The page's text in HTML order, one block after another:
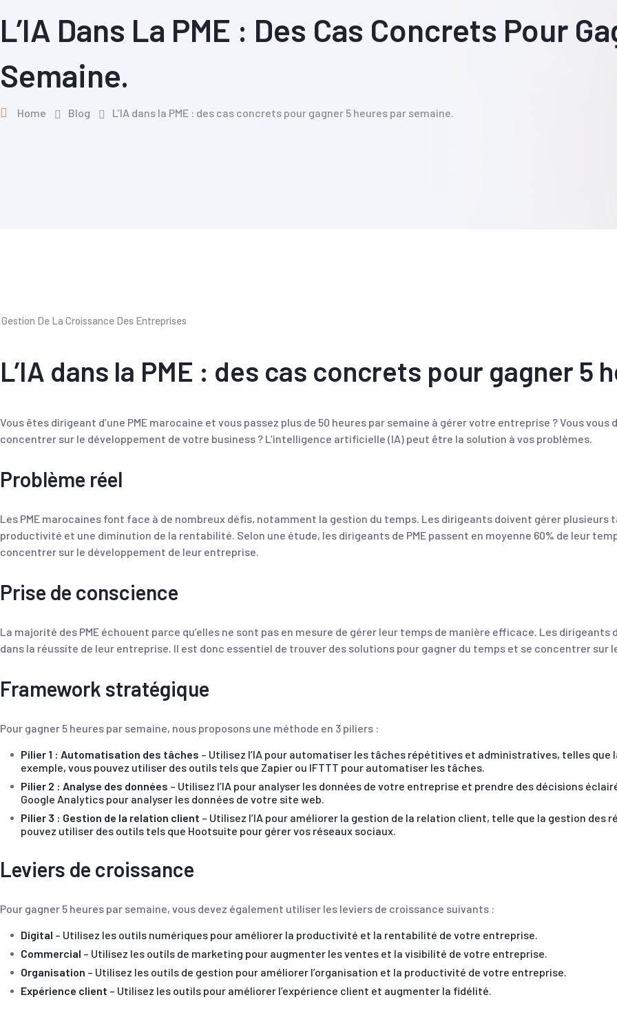
L’IA Dans La PME : Des Cas Concrets Pour
Semaine.
Home Blog L’IA dans la PME : des cas concrets pour gagner 5 heures par semaine.
Gestion De La Croissance Des Entreprises
L’IA dans la PME : des cas concrets pour gagner 5
Vous êtes dirigeant d’une PME marocaine et vous passez plus de 50 heures par semaine à gérer votre entreprise ? Vous
concentrer sur le développement de votre business ? L’intelligence artificielle (IA) peut être la solution à vos problèmes.
Problème réel
Les PME marocaines font face à de nombreux défis, notamment la gestion du temps. Les dirigeants doivent gérer
productivité et une diminution de la rentabilité. Selon une étude, les dirigeants de PME passent en moyenne 60% de leur
concentrer sur le développement de leur entreprise.
Prise de conscience
La majorité des PME échouent parce qu’elles ne sont pas en mesure de gérer leur temps de manière efficace. Les
dans la réussite de leur entreprise. Il est donc essentiel de trouver des solutions pour gagner du temps et se concentrer sur
Framework stratégique
Pour gagner 5 heures par semaine, nous proposons une méthode en 3 piliers :
Pilier 1 : Automatisation des tâches – Utilisez l’IA pour automatiser les tâches répétitives et administratives, telles
exemple, vous pouvez utiliser des outils tels que Zapier ou IFTTT pour automatiser les tâches.
Pilier 2 : Analyse des données – Utilisez l’IA pour analyser les données de votre entreprise et prendre des décisions
Google Analytics pour analyser les données de votre site web.
Pilier 3 : Gestion de la relation client – Utilisez l’IA pour améliorer la gestion de la relation client, telle que la gestion des
pouvez utiliser des outils tels que Hootsuite pour gérer vos réseaux sociaux.
Leviers de croissance
Pour gagner 5 heures par semaine, vous devez également utiliser les leviers de croissance suivants :
Digital – Utilisez les outils numériques pour améliorer la productivité et la rentabilité de votre entreprise.
Commercial – Utilisez les outils de marketing pour augmenter les ventes et la visibilité de votre entreprise.
Organisation – Utilisez les outils de gestion pour améliorer l’organisation et la productivité de votre entreprise.
Expérience client – Utilisez les outils pour améliorer l’expérience client et augmenter la fidélité.